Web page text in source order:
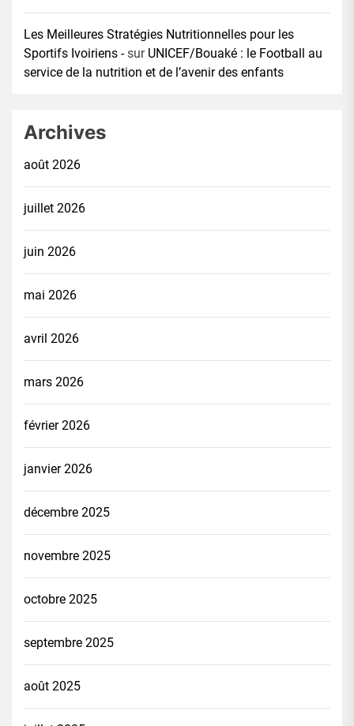
Les Meilleures Stratégies Nutritionnelles pour les
Sportifs Ivoiriens -sur UNICEF/Bouaké : le Football au
service de la nutrition et de l’avenir des enfants
Archives
août 2026
juillet 2026
juin 2026
mai 2026
avril 2026
mars 2026
février 2026
janvier 2026
décembre 2025
novembre 2025
octobre 2025
septembre 2025
août 2025